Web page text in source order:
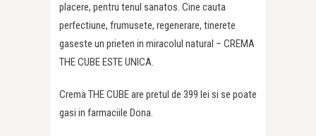
placere, pentru tenul sanatos. Cine cauta
perfectiune, frumusete, regenerare, tinerete
gaseste un prieten in miracolul natural – CREMA
THE CUBE ESTE UNICA.
Crema THE CUBE are pretul de 399 lei si se poate
gasi in farmaciile Dona.